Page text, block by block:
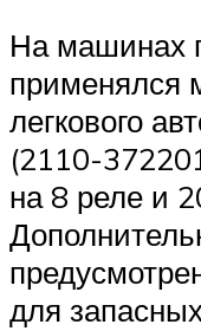
На машинах
применялся
легкового
(2110-
на 8 реле и
для